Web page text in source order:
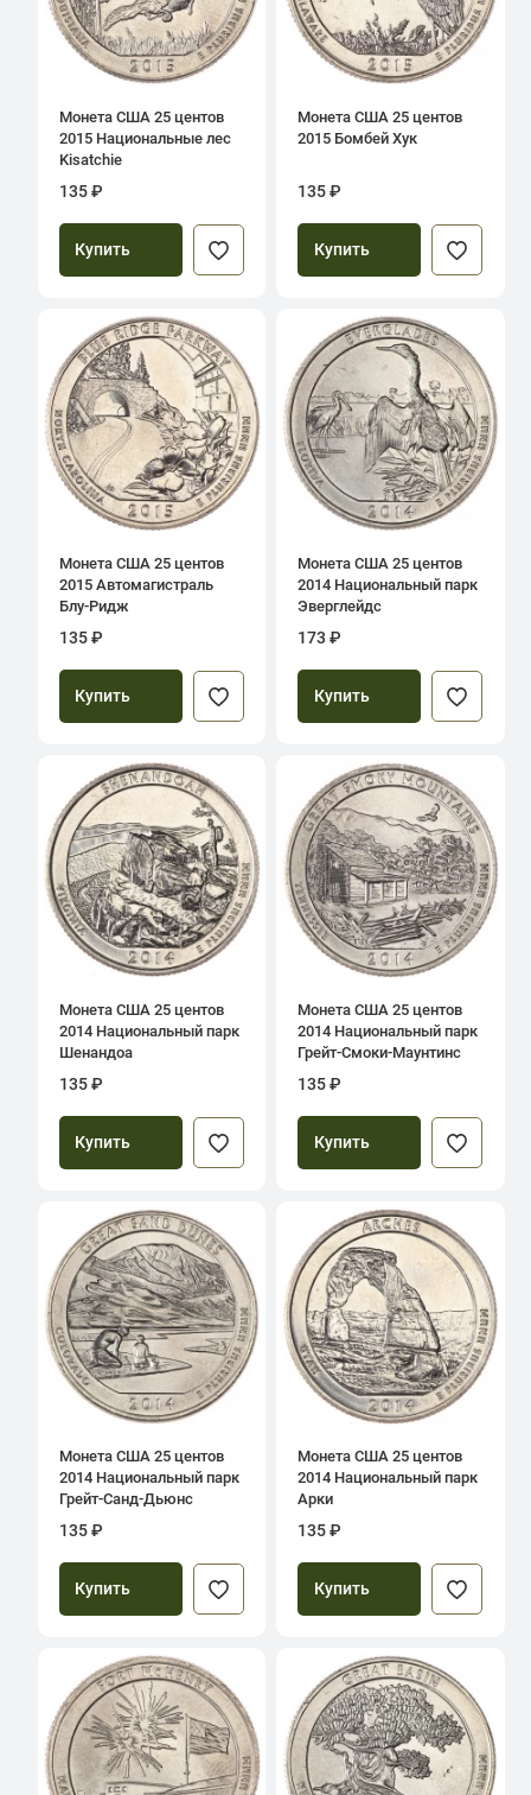
Монета США 25 центов
2015 Национальные лес
Kisatchie
135 ₽
Купить
Монета США 25 центов
2015 Бомбей Хук
135 ₽
Купить
Монета США 25 центов
2015 Автомагистраль
Блу-Ридж
135 ₽
Купить
Монета США 25 центов
2014 Национальный парк
Эверглейдс
173 ₽
Купить
Монета США 25 центов
2014 Национальный парк
Шенандоа
135 ₽
Купить
Монета США 25 центов
2014 Национальный парк
Грейт-Смоки-Маунтинс
135 ₽
Купить
Монета США 25 центов
2014 Национальный парк
Грейт-Санд-Дьюнс
135 ₽
Купить
Монета США 25 центов
2014 Национальный парк
Арки
135 ₽
Купить